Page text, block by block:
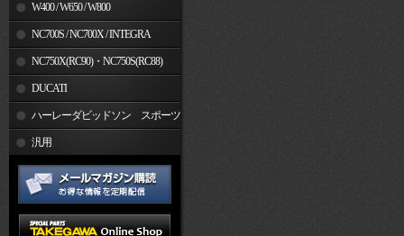
W400 / W650 / W800
NC700S / NC700X / INTEGRA
NC750X(RC90)・NC750S(RC88)
DUCATI
ハーレーダビッドソン スポーツ
スター汎用